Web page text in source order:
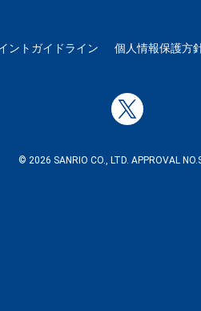
ントガイドライン 個人情報保護方
© 2026 SANRIO CO., LTD. APPROVAL